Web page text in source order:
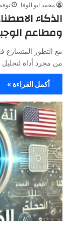
محمد ابو الوفا نوفمبر
الذكاء
ومطاعم
مع التطور المتسارع
من مجرد أداة
أكمل القراءة »